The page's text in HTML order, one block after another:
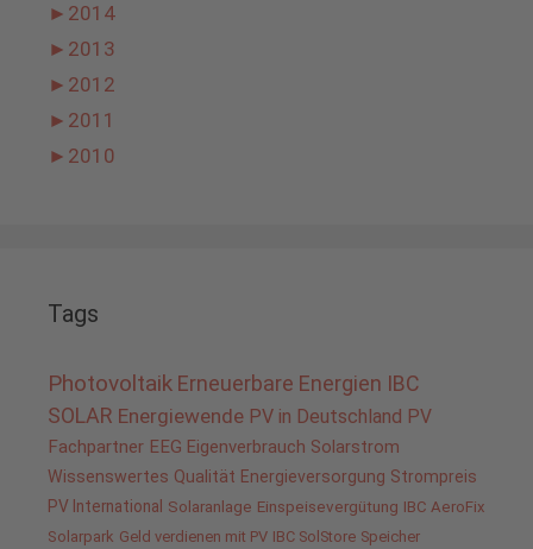
► 2014
► 2013
► 2012
► 2011
► 2010
Tags
Photovoltaik Erneuerbare Energien IBC
SOLAR Energiewende PV in Deutschland PV
Fachpartner EEG Eigenverbrauch Solarstrom
Wissenswertes Qualität Energieversorgung Strompreis
PV International Solaranlage Einspeisevergütung IBC AeroFix
Solarpark Geld verdienen mit PV IBC SolStore Speicher